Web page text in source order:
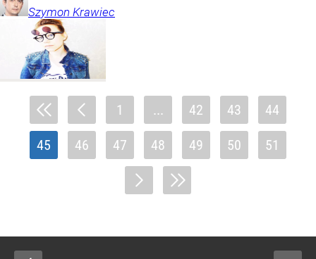
Szymon Krawiec
1 ... 42 43 44
45 46 47 48 49 50 51